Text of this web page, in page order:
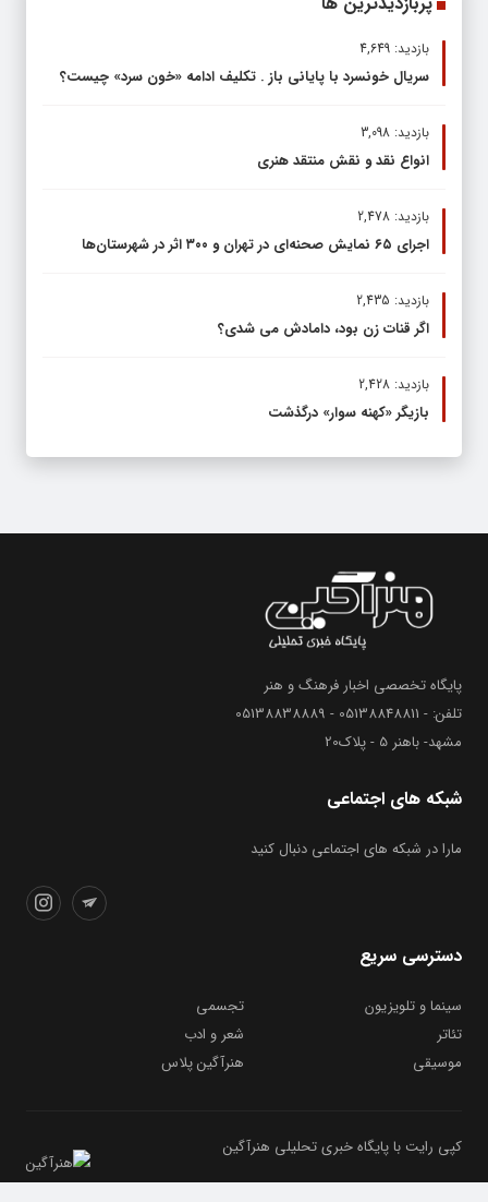
بازدید: 4,649
سریال خونسرد با پایانی باز . تکلیف ادامه «خون سرد» چیست؟
بازدید: 3,098
انواع نقد و نقش منتقد هنری
بازدید: 2,478
اجرای ۶۵ نمایش صحنه‌ای در تهران و ۳۰۰ اثر در شهرستان‌ها
بازدید: 2,435
اگر قنات زن بود، دامادش می شدی؟
بازدید: 2,428
بازیگر «کهنه سوار» درگذشت
پایگاه تخصصی اخبار فرهنگ و هنر
تلفن: - 05138848811 - 05138838889
مشهد- باهنر 5 - پلاک20
شبکه های اجتماعی
مارا در شبکه های اجتماعی دنبال کنید
دسترسی سریع
سینما و تلویزیون
تجسمی
تئاتر
شعر و ادب
موسیقی
هنرآگین پلاس
کپی رایت با پایگاه خبری تحلیلی هنرآگین